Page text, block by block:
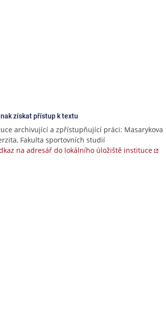
získat přístup k textu
archivující a zpřístupňující práci: Masarykova
Fakulta sportovních studií
na adresář do lokálního úložiště instituce